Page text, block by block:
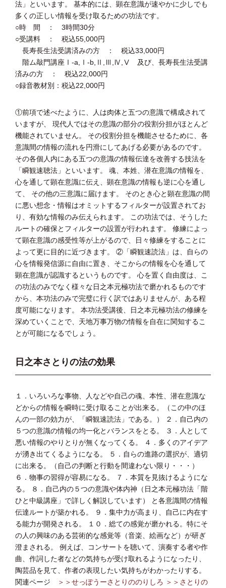
法」といいます。 基本的には、顕在意識が速やかに少しでも
多くの正しい情報を受け取るための功法です。
○時 間 ： 3時間30分
○受講料 ： 税込55,000円
長寿長生法受講済みの方 ： 税込33,000円
階ム敲門講座Ⅰ-a,Ⅰ-b,Ⅱ,Ⅲ,Ⅳ,Ⅴ 及び、長寿長生法受講
済みの方 ： 税込22,000円
○録音教材別：税込22,000円
①前項で述べたように、人は肉体と五つの意識で構成されて
いますが、 現代人ではその意識の部分の役割分担がほとんど
機能されていません。 その役割分担を機能させるために、各
意識間の情報の流れを円滑にしてあげる必要があるのです。
その各個人内にある五つの意識の情報伝達を改善する技法を
「瞬観速聴法」といいます。 魂、本姓、潜在意識の情報を、
心を通して顕在意識に伝え、顕在意識の情報も逆に心を通し
て、 その他の三意識に届けます。 そのとき心と顕在意識の間
に悪い想念・情報はオミットするフィルターが設置されてお
り、有効な情報のみ伝えられます。 この功法では、そうした
ルートの確保とフィルターの設置が行われます。 修練によっ
て顕在意識の感受性等が上がるので、日々修練をすることに
よって更に目的に近づきます。 ②「瞬観速読法」は、自らの
心を情報発信源に自由に置き、そこからの情報を心を通して
顕在意識が認識するというものです。 心を置く自由度は、こ
の功法のみでなく様々な日之本元極功法で磨かれるものです
から、本功法のみで完璧に行く訳ではありませんが、ある程
度可能になります。 本功法受講後、日之本元極功法の修練を
深めていくことで、天地万事万物の情報を自在に関知するこ
とが可能になるでしょう。
日之本さとりの法の効果
１．いろいろな事物、人などや自己の魂、本性、潜在意識な
どからの情報を瞬時に受け取ることが出来る。（この中のほ
んの一部の効力が、「瞬観速読法」である。） ２．自己内の
５つの意識の情報の均一化とバランスをとる。 ３．人として
悪い情報のやりとりが無くなってくる。 ４．多くのアイデア
が湧き出てくるようになる。 ５．自らの進路の選択が、適切
に出来る。（自己の判断と行動を間違わない限り・・・）
６．物事の習得が容易になる。 ７．本質を見抜けるようにな
る。 ８．自己内の５つの意識や体内神（日之本元極功法「階
ひと中級講座」で詳しく解説しています） と各意識間の情報
伝達ルートが築かれる。 ９．集中力が高まり、自己に内在す
る能力が開発される。 １０．総ての感覚が磨かれる。特にそ
の人の興味のある芸術的な感覚等（音楽、絵画など）が研ぎ
澄まされる。 例えば、コンサートを聴いて、演奏する者や作
曲、作詞した者などの気持ちが受け取れるようになったり、
陶芸品を見て、作者の表現したい気持ちがわかったりする。
関連ページ
＞＞せっぽうーさとりののりしろ ＞＞さとりの